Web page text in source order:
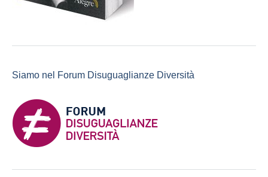
Siamo nel Forum Disuguaglianze Diversità